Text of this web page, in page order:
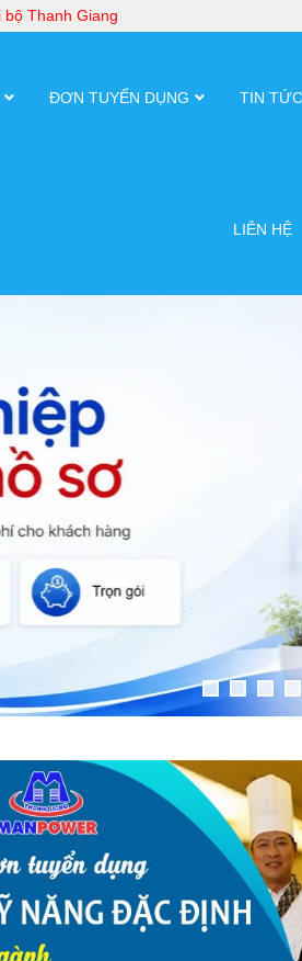
Thanh Giang
ĐƠN TUYỂN DỤNG TIN TỨC
LIÊN HỆ